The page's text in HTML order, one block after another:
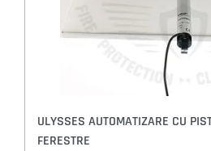
ULYSSES AUTOMATIZARE CU
FERESTRE